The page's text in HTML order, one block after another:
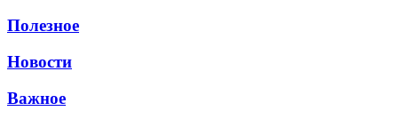
Полезное
Новости
Важное